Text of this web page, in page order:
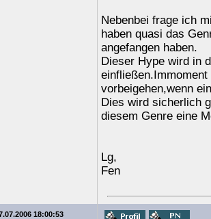
Nebenbei frage ich
haben quasi das
angefangen haben.
Dieser Hype wird in
vorbeigehen,wenn
Dies wird sicherlich
diesem Genre eine
Lg,
Fen
18:00:53